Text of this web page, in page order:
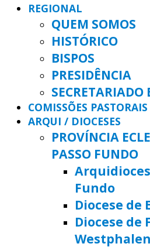
REGIONAL
QUEM SOMOS
HISTÓRICO
BISPOS
PRESIDÊNCIA
SECRETARIADO
COMISSÕES PASTORAIS
ARQUI / DIOCESES
PROVÍNCIA
PASSO FUNDO
Fundo
Diocese de
Diocese de
Westphalen